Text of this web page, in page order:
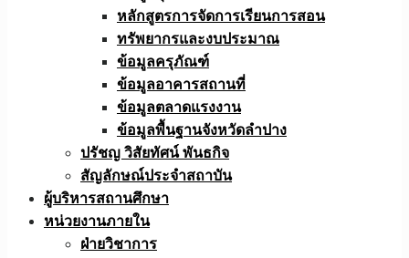
หลักสูตรการจัดการเรียนการสอน
ทรัพยากรและงบประมาณ
ข้อมูลครุภัณฑ์
ข้อมูลอาคารสถานที่
ข้อมูลตลาดแรงงาน
ข้อมูลพื้นฐานจังหวัดลำปาง
ปรัชญ วิสัยทัศน์ พันธกิจ
สัญลักษณ์ประจำสถาบัน
ผู้บริหารสถานศึกษา
หน่วยงานภายใน
ฝ่ายวิชาการ